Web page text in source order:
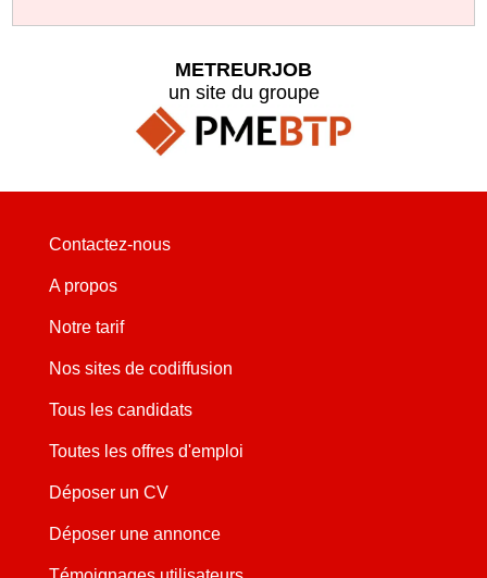
METREURJOB
un site du groupe
Contactez-nous
A propos
Notre tarif
Nos sites de codiffusion
Tous les candidats
Toutes les offres d'emploi
Déposer un CV
Déposer une annonce